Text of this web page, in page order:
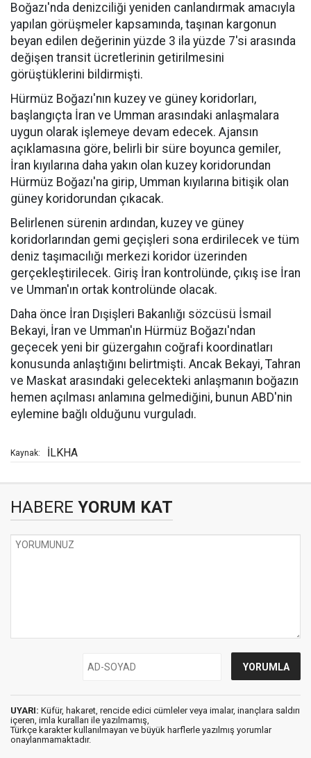
Boğazı'nda denizciliği yeniden canlandırmak amacıyla
yapılan görüşmeler kapsamında, taşınan kargonun
beyan edilen değerinin yüzde 3 ila yüzde 7'si arasında
değişen transit ücretlerinin getirilmesini
görüştüklerini bildirmişti.
Hürmüz Boğazı'nın kuzey ve güney koridorları,
başlangıçta İran ve Umman arasındaki anlaşmalara
uygun olarak işlemeye devam edecek. Ajansın
açıklamasına göre, belirli bir süre boyunca gemiler,
İran kıyılarına daha yakın olan kuzey koridorundan
Hürmüz Boğazı'na girip, Umman kıyılarına bitişik olan
güney koridorundan çıkacak.
Belirlenen sürenin ardından, kuzey ve güney
koridorlarından gemi geçişleri sona erdirilecek ve tüm
deniz taşımacılığı merkezi koridor üzerinden
gerçekleştirilecek. Giriş İran kontrolünde, çıkış ise İran
ve Umman'ın ortak kontrolünde olacak.
Daha önce İran Dışişleri Bakanlığı sözcüsü İsmail
Bekayi, İran ve Umman'ın Hürmüz Boğazı'ndan
geçecek yeni bir güzergahın coğrafi koordinatları
konusunda anlaştığını belirtmişti. Ancak Bekayi, Tahran
ve Maskat arasındaki gelecekteki anlaşmanın boğazın
hemen açılması anlamına gelmediğini, bunun ABD'nin
eylemine bağlı olduğunu vurguladı.
Kaynak: İLKHA
HABERE YORUM KAT
UYARI: Küfür, hakaret, rencide edici cümleler veya imalar, inançlara saldırı
içeren, imla kuralları ile yazılmamış,
Türkçe karakter kullanılmayan ve büyük harflerle yazılmış yorumlar
onaylanmamaktadır.